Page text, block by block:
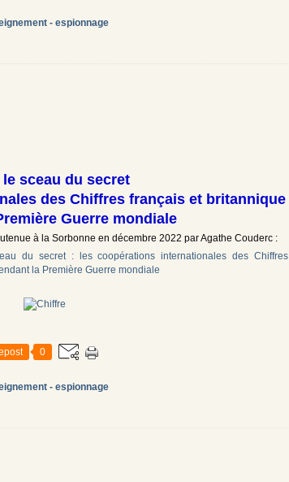
- espionnage
sceau du secret
des Chiffres français et britannique
Guerre mondiale
à la Sorbonne en décembre 2022 par Agathe Couderc :
du secret : les coopérations internationales des Chiffres
la Première Guerre mondiale
0
- espionnage